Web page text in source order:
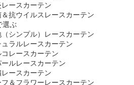
ースカーテン
抗ウイルスレースカーテン
選ぶ
シンプル）レースカーテン
ラルレースカーテン
コレースカーテン
ールレースカーテン
ースカーテン
フ＆フラワーレースカーテン